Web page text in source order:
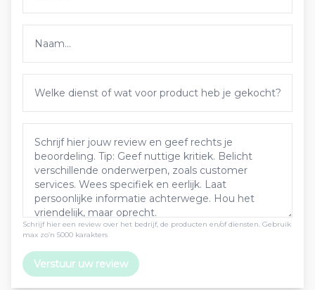
Schrijf hier een review over het bedrijf, de producten en/of diensten. Gebruik
max zo’n 5000 karakters
Verstuur uw review